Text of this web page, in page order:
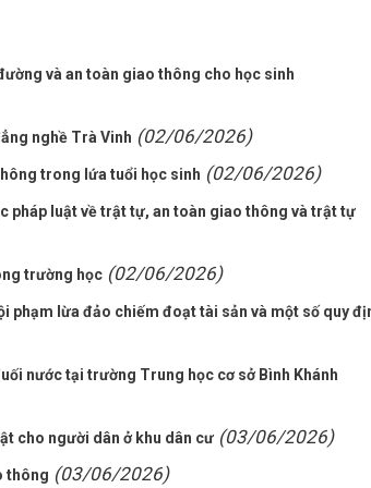
và an toàn giao thông cho học sinh
nghề Trà Vinh (02/06/2026)
trong lứa tuổi học sinh (02/06/2026)
pháp luật về trật tự, an toàn giao thông và trật tự
trường học (02/06/2026)
phạm lừa đảo chiếm đoạt tài sản và một số quy
nước tại trường Trung học cơ sở Bình Khánh
cho người dân ở khu dân cư (03/06/2026)
thông (03/06/2026)